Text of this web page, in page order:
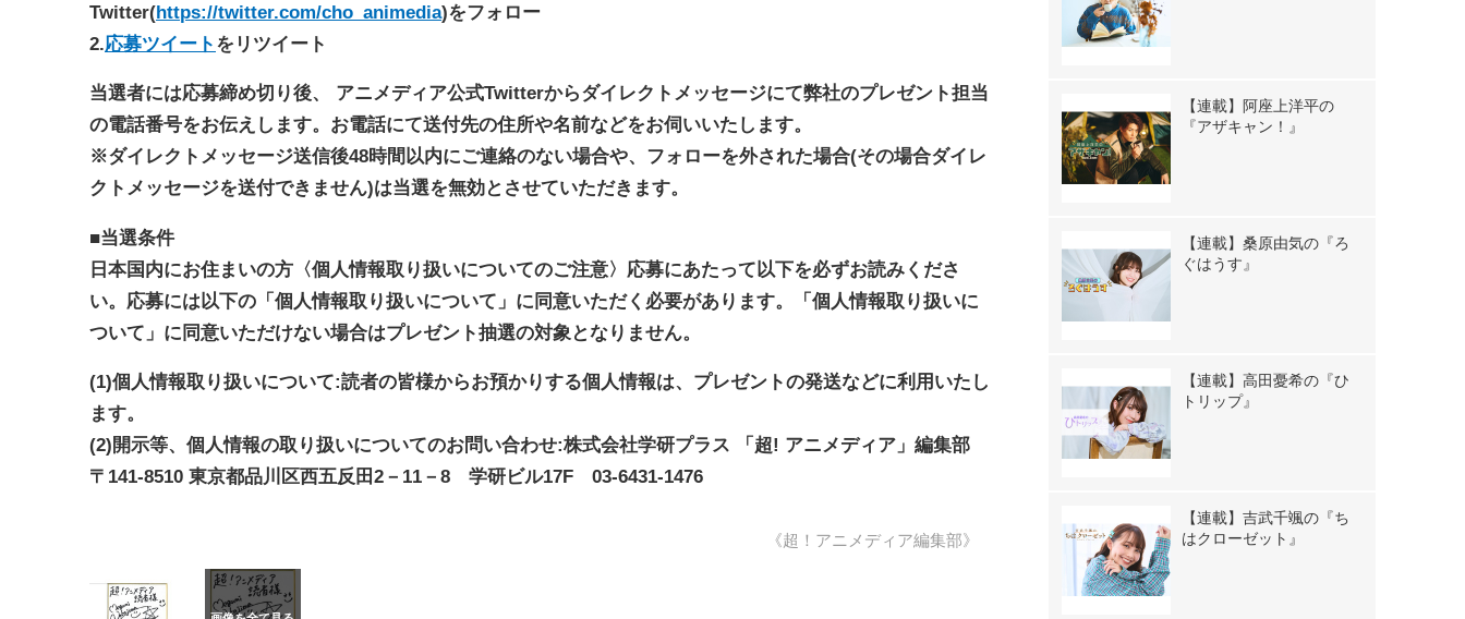
Twitter(https://twitter.com/cho_animedia)をフォロー
2.応募ツイート をリツイート
当選者には応募締め切り後、 アニメディア公式Twitterからダイレクトメッセージにて弊社のプレゼント担当
の電話番号をお伝えします。お電話にて送付先の住所や名前などをお伺いいたします。
※ダイレクトメッセージ送信後48時間以内にご連絡のない場合や、フォローを外された場合(その場合ダイレ
クトメッセージを送付できません)は当選を無効とさせていただきます。
■当選条件
日本国内にお住まいの方〈個人情報取り扱いについてのご注意〉応募にあたって以下を必ずお読みくださ
い。応募には以下の「個人情報取り扱いについて」に同意いただく必要があります。「個人情報取り扱いに
ついて」に同意いただけない場合はプレゼント抽選の対象となりません。
(1)個人情報取り扱いについて:読者の皆様からお預かりする個人情報は、プレゼントの発送などに利用いたし
ます。
(2)開示等、個人情報の取り扱いについてのお問い合わせ:株式会社学研プラス 「超! アニメディア」編集部
〒141-8510 東京都品川区西五反田2－11－8 学研ビル17F 03-6431-1476
《超！アニメディア編集部》
【連載】阿座上洋平の
『アザキャン！』
【連載】桑原由気の『ろ
ぐはうす』
【連載】高田憂希の『ひ
トリップ』
【連載】吉武千颯の『ち
はクローゼット』